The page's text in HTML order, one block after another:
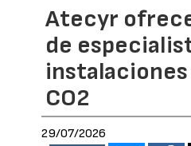
Atecyr
de
instalaciones
CO2
29/07/2026